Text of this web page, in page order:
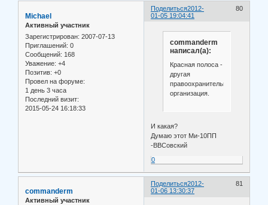
Поделиться 80
2012-
01-05 19:04:41
Michael
Активный участник
Зарегистрирован: 2007-07-13
Приглашений: 0
Сообщений: 168
Уважение: +4
Позитив: +0
Провел на форуме:
1 день 3 часа
Последний визит:
2015-05-24 16:18:33
commanderm
написал(а):
Красная полоса -
другая
правоохранительная
организация.
И какая?
Думаю этот Ми-10ПП
-ВВСовский
0
Поделиться 81
2012-
01-06 13:30:37
commanderm
Активный участник